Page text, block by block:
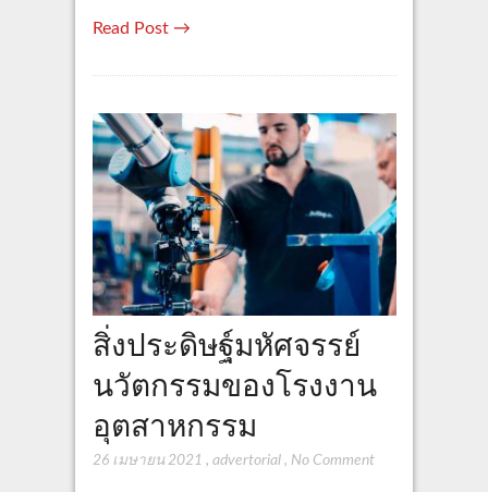
Read Post →
สิ่งประดิษฐ์มหัศจรรย์
นวัตกรรมของโรงงาน
อุตสาหกรรม
26 เมษายน 2021 , advertorial, No Comment